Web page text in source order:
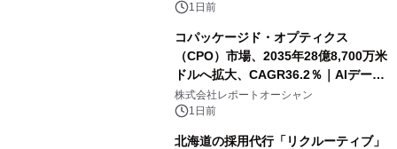
1日前
コパッケージド・オプティクス
（CPO）市場、2035年28億8,700万米
ドルへ拡大、CAGR36.2％｜AIデータ
センター・高速光通信需要が成長を加
速
株式会社レポートオーシャン
1日前
北海道の採用代行「リクルーティブ」